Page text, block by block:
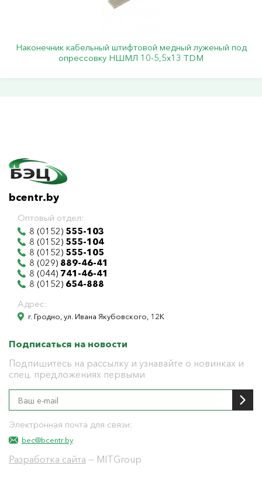
Наконечник кабельный штифтовой медный луженый под
опрессовку НШМЛ 10-5,5х13 TDM
bcentr.by
Оптовый отдел:
8 (0152) 555-103
8 (0152) 555-104
8 (0152) 555-105
8 (029) 889-46-41
8 (044) 741-46-41
8 (0152) 654-888
Адрес:
г. Гродно, ул. Ивана Якубовского, 12К
Подписаться на новости
Подпишитесь на рассылку и узнавайте о новинках и
спец. предложениях первыми
Электронная почта для связи:
bec@bcentr.by
Разработка сайта — MITGroup